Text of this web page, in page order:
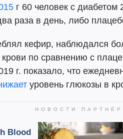
г 60 человек с диабетом
раза в день, либо
кефир, наблюдался
крови по сравнению с
г. показало, что
уровень глюкозы в